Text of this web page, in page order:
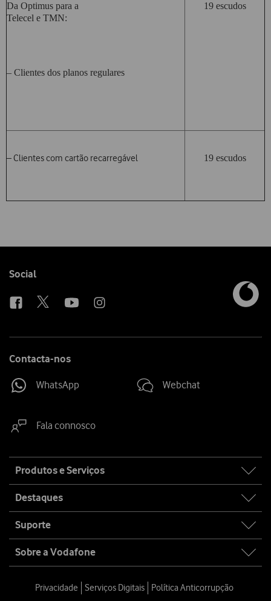
Da Optimus para a
Telecel e TMN:
– Clientes dos planos regulares
19 escudos
– Clientes com cartão recarregável 19 escudos
Follow
Social
Contacta-nos
WhatsApp Webchat
Fala connosco
map
Produtos e Serviços
Destaques
Suporte
Sobre a Vodafone
Privacidade Serviços Digitais Política Anticorrupção